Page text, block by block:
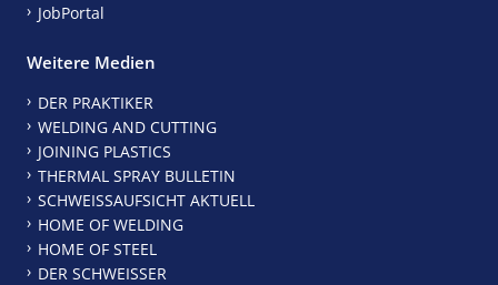
JobPortal
Weitere Medien
DER PRAKTIKER
WELDING AND CUTTING
JOINING PLASTICS
THERMAL SPRAY BULLETIN
SCHWEISSAUFSICHT AKTUELL
HOME OF WELDING
HOME OF STEEL
DER SCHWEISSER